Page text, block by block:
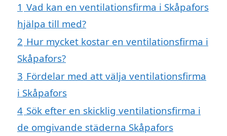
1 Vad kan en ventilationsfirma i Skåpafors
hjälpa till med?
2 Hur mycket kostar en ventilationsfirma i
Skåpafors?
3 Fördelar med att välja ventilationsfirma
i Skåpafors
4 Sök efter en skicklig ventilationsfirma i
de omgivande städerna Skåpafors